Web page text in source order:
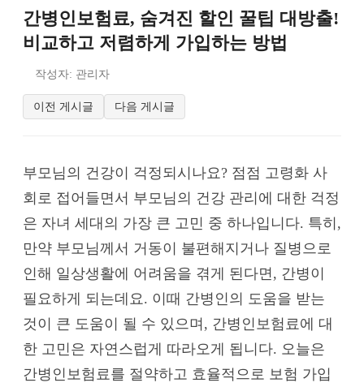
간병인보험료, 숨겨진 할인 꿀팁 대방출!
비교하고 저렴하게 가입하는 방법
작성자: 관리자
이전 게시글 다음 게시글
부모님의 건강이 걱정되시나요? 점점 고령화 사
회로 접어들면서 부모님의 건강 관리에 대한 걱정
은 자녀 세대의 가장 큰 고민 중 하나입니다. 특히,
만약 부모님께서 거동이 불편해지거나 질병으로
인해 일상생활에 어려움을 겪게 된다면, 간병이
필요하게 되는데요. 이때 간병인의 도움을 받는
것이 큰 도움이 될 수 있으며, 간병인보험료에 대
한 고민은 자연스럽게 따라오게 됩니다. 오늘은
간병인보험료를 절약하고 효율적으로 보험 가입